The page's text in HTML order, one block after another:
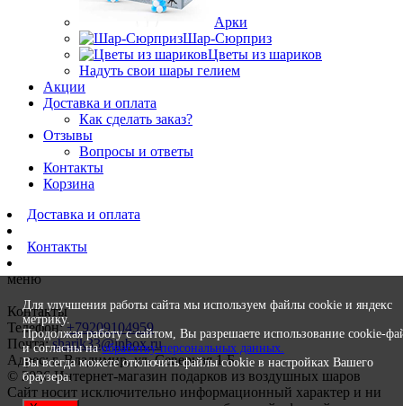
Арки
Шар-Сюрприз
Цветы из шариков
Надуть свои шары гелием
Акции
Доставка и оплата
Как сделать заказ?
Отзывы
Вопросы и ответы
Контакты
Корзина
Доставка и оплата
Контакты
меню
Контакты
Телефон:+79209104959
Почта:sharik33@inbox.ru
Адрес: г. Владимир, ул. Северная 1 Б
© 2026 Интернет-магазин подарков из воздушных шаров
Сайт носит исключительно информационный характер и ни
Для улучшения работы сайта мы используем файлы cookie и яндекс
метрику.
Продолжая работу с сайтом, Вы разрешаете использование cookie-
и согласны наобработку персональных данных.
Вы всегда можете отключить файлы cookie в настройках Вашего
браузера.